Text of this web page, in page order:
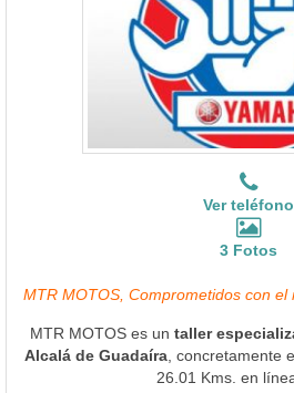
Ver teléfono
3 Fotos
MTR MOTOS, Comprometidos con el
MTR MOTOS es un taller
Alcalá de Guadaíra , concretamente
26.01 Kms. en